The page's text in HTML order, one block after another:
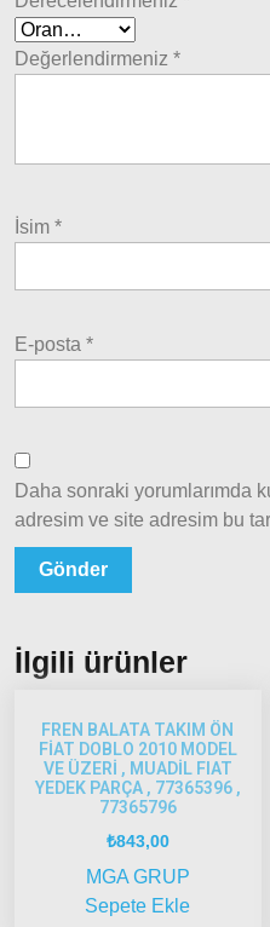
Fullback
2005
2005
2013
1997-
2002
2005
Albea
2005
Strada
Değerlendirmeniz *
İsim *
E-posta *
Daha sonraki yorumlarımda
adresim ve site adresim bu
İlgili ürünler
FREN BALATA TAKIM ÖN
FİAT DOBLO 2010 MODEL
VE ÜZERİ , MUADİL FIAT
YEDEK PARÇA , 77365396 ,
77365796
₺843,00
MGA GRUP
Sepete Ekle